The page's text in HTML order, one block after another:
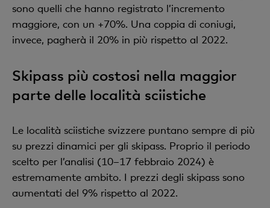
sono quelli che hanno registrato l’incremento
maggiore, con un +70%. Una coppia di coniugi,
invece, pagherà il 20% in più rispetto al 2022.
Skipass più costosi nella maggior
parte delle località sciistiche
Le località sciistiche svizzere puntano sempre di più
su prezzi dinamici per gli skipass. Proprio il periodo
scelto per l’analisi (10–17 febbraio 2024) è
estremamente ambito. I prezzi degli skipass sono
aumentati del 9% rispetto al 2022.